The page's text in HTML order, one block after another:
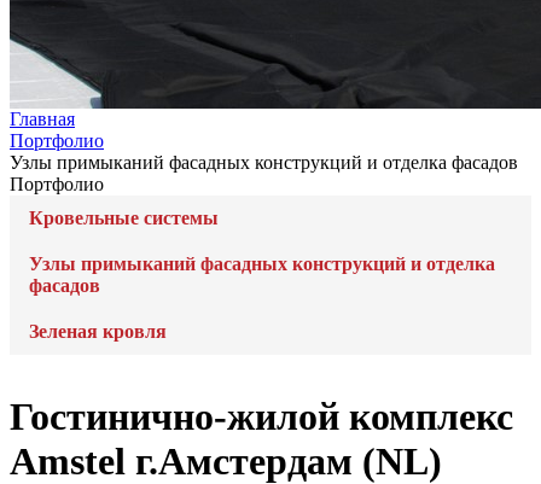
Главная
Портфолио
Узлы примыканий фасадных конструкций и отделка фасадов
Портфолио
Кровельные системы
Узлы примыканий фасадных конструкций и отделка
фасадов
Зеленая кровля
Гостинично-жилой комплекс
Amstel г.Амстердам (NL)